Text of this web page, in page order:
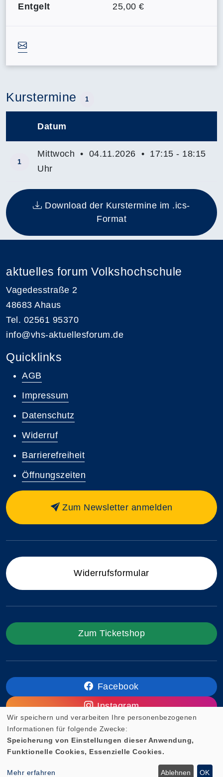
Entgelt 25,00 €
Kurstermine 1
Insgesamt gibt es 1 Termine zum diesen Kurs
Datum
1
Mittwoch • 04.11.2026 • 17:15 - 18:15
Uhr
Download der Kurstermine im .ics-
Format
aktuelles forum Volkshochschule
Vagedesstraße 2
48683 Ahaus
Tel. 02561 95370
info@vhs-aktuellesforum.de
Quicklinks
AGB
Impressum
Datenschutz
Widerruf
Barrierefreiheit
Öffnungszeiten
Zum Newsletter anmelden
Widerrufsformular
Zum Ticketshop
Facebook
Instagram
Cookie Einstellungen
Wir speichern und verarbeiten Ihre personenbezogenen
Informationen für folgende Zwecke:
Speicherung von Einstellungen dieser Anwendung,
Funktionelle Cookies, Essenzielle Cookies.
Mehr erfahren Ablehnen OK